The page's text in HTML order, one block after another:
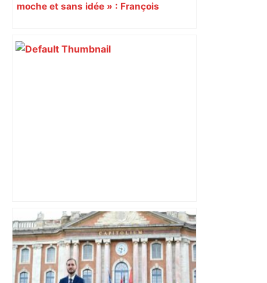
moche et sans idée » : François
Augustins
"C'est la reprise des bouchons et c'est
horrible", plus de 17 km de
ralentissements autour de Toulouse ce
jeudi matin, on vous donne les
secteurs à éviter – ladepeche.fr